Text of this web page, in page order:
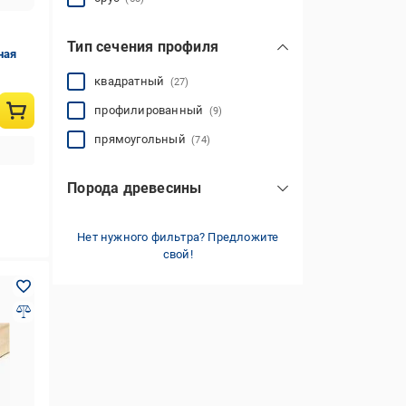
Тип сечения профиля
квадратный (27)
профилированный (9)
прямоугольный(74)
Порода древесины
акация(1)
Нет нужного фильтра? Предложите
свой!